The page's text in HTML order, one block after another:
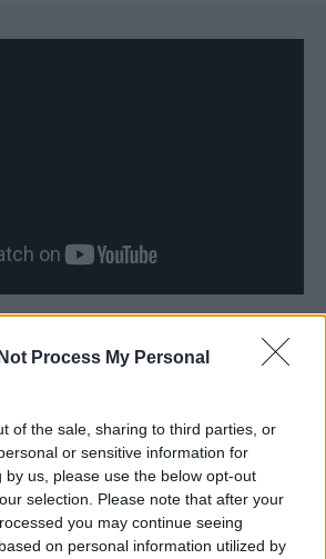
Process My Personal
of the sale, sharing to third parties, or
or sensitive information for
by us, please use the below opt-out
selection. Please note that after your
you may continue seeing
on personal information utilized by
ένα θαύμα που θα την κάνει και
σε έναν κόσμο όπου όλα
Όμως, η ευχή της πιάνει κάπως
Η Μαρί συρρικνώνεται στο μέγεθος